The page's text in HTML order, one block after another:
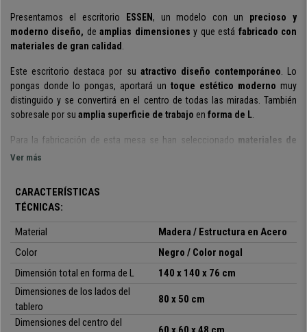
Presentamos el escritorio ESSEN, un modelo con un precioso y
moderno diseño, deamplias dimensiones y que está fabricado con
materiales de gran calidad
Este escritorio destaca por su atractivo diseño contemporáneo . Lo
pongas donde lo pongas, aportará un toque estético moderno muy
distinguido y se convertirá en el centro de todas las miradas. También
sobresale por su amplia superficie de trabajo en forma de L
Para la fabricación de esta mesa se han seleccionado materiales de
primera calidad
toque estético muy interesante. Además, sus
son perfectas para poder colocar en superficies irregulares.
En conclusión, estamos ante una mesa recomendable si lo que
necesitas es una mesa de oficina conamplia superficie de trabajo
Ofisillas, te la ofrecemos al mejor precio y con el mejor servicio del
mercado. ¡No lo dudes!, será una compra de la que no te arrepentirás.
Ver más
CARACTERÍSTICAS
TÉCNICAS:
Material
Madera / Estructura en Acero
Color
Negro / Color nogal
Dimensión total en forma de L
140 x 140 x 76 cm
Dimensiones de los lados del
tablero
80 x 50 cm
Dimensiones del centro del